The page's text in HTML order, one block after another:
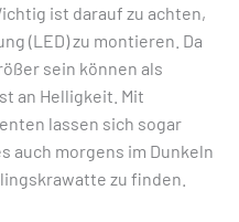
ist darauf zu achten,
(LED) zu montieren. Da
sein können als
an Helligkeit. Mit
lassen sich sogar
auch morgens im Dunkeln
zu finden.